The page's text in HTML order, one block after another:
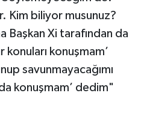
Kim biliyor musunuz?
Başkan Xi tarafından da
konuşmam’
savunmayacağımı
konuşmam’ dedim"